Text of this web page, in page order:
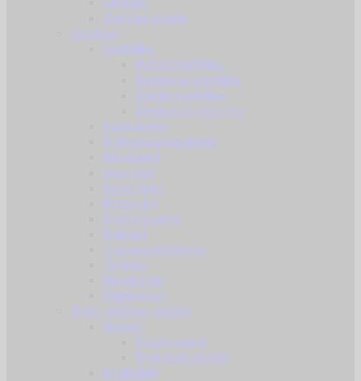
Zaštitne maske
Outdoor
Svjetiljke
Ručne svjetiljke
Naglavne svjetiljke
Ostale svjetiljke
Dodaci za svjetiljke
Kampiranje
Prijenosna napajanja
Novčanici
Jelo i piće
Karabineri
Medic kit
Preživljavanje
Ruksaci
Transportne torbe
Torbice
Navigacija
Dalekozori
Alati - sječiva - noževi
Noževi
Fiksni noževi
Preklopni noževi
Multialati